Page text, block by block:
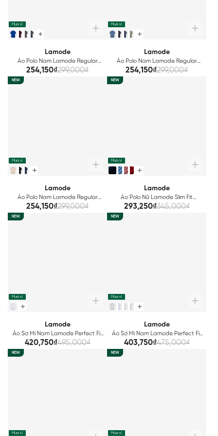
Mua sỉ
Lamode
Áo Polo Nam Lamode Regular
LPS020AS0
254,150₫299,000₫
Mua sỉ
Lamode
Áo Polo Nam Lamode Regular
LPS021AS0
254,150₫299,000₫
NEW
Mua sỉ
Lamode
Áo Polo Nam Lamode Regular
LPS022AS0
254,150₫299,000₫
NEW
Mua sỉ
Lamode
Áo Polo Nữ Lamode Slim Fit
LPSG06AS
293,250₫345,000₫
NEW
Mua sỉ
Lamode
Áo Sơ Mi Nam Lamode Perfect Fit
LSS002AZ
420,750₫495,000₫
NEW
Mua sỉ
Lamode
Áo Sơ Mi Nam Lamode Perfect Fit
LSS003AZ
403,750₫475,000₫
NEW
Mua sỉ
NEW
Mua sỉ